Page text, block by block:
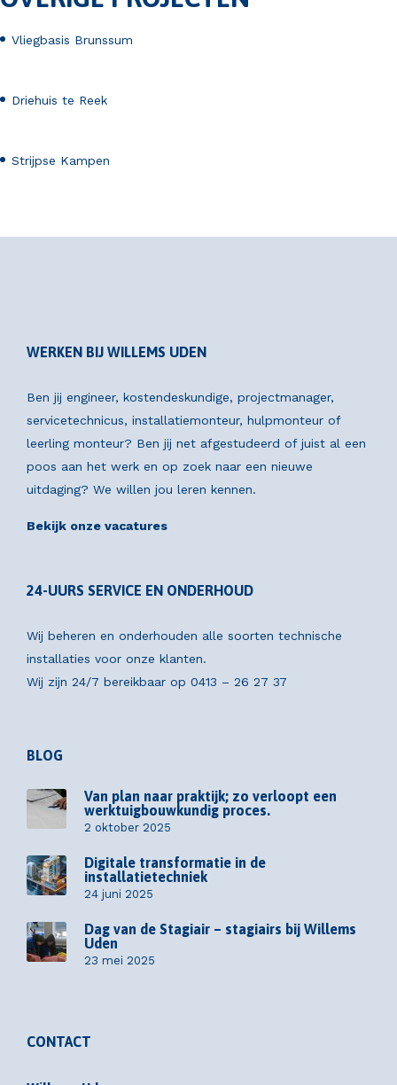
Vliegbasis Brunssum
Driehuis te Reek
Strijpse Kampen
WERKEN BIJ WILLEMS UDEN
Ben jij engineer, kostendeskundige, projectmanager,
servicetechnicus, installatiemonteur, hulpmonteur of
leerling monteur? Ben jij net afgestudeerd of juist al een
poos aan het werk en op zoek naar een nieuwe
uitdaging? We willen jou leren kennen.
Bekijk onze vacatures
24-UURS SERVICE EN ONDERHOUD
Wij beheren en onderhouden alle soorten technische
installaties voor onze klanten.
Wij zijn 24/7 bereikbaar op 0413 – 26 27 37
BLOG
Van plan naar praktijk; zo verloopt een
werktuigbouwkundig proces.
2 oktober 2025
Digitale transformatie in de
installatietechniek
24 juni 2025
Dag van de Stagiair – stagiairs bij Willems
Uden
23 mei 2025
CONTACT